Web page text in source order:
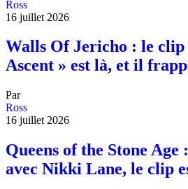
Ross
16 juillet 2026
Walls Of Jericho : le clip
Ascent » est là, et il
Par
Ross
16 juillet 2026
Queens of the Stone Age
avec Nikki Lane, le clip